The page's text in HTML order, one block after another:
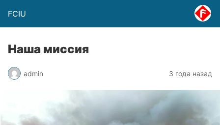
FCIU
Наша миссия
admin 3 года назад